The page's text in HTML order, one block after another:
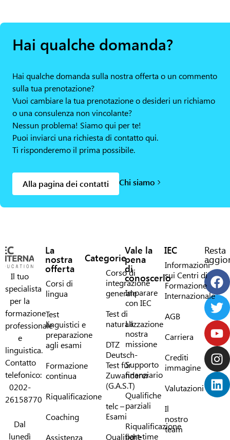
Hai qualche domanda?
Hai qualche domanda sulla nostra offerta o un commento
sulla tua prenotazione?
Vuoi cambiare la tua prenotazione o desideri un richiamo
o una consulenza non vincolante?
Nessun problema! Siamo qui per te!
Puoi inviarci una richiesta di contatto qui.
Ti risponderemo il prima possibile.
Alla pagina dei contatti Chi siamo
Il tuo
specialista
per la
formazione
professionale
e
linguistica.
Contatto
telefonico:
0202-
26158770
Dal
lunedì
La
nostra
offerta
Corsi di
lingua
Test
linguistici e
preparazione
agli esami
Formazione
continua
Riqualificazione
Coaching
Assistenza
Categorie
Corso di
integrazione
generale
Test di
naturalizzazione
DTZ
Deutsch-
Test für
Zuwanderer
(G.A.S.T)
telc –
Esami
Qualifiche
Vale la
pena
di
conoscerlo
Imparare
con IEC
La
nostra
missione
Supporto
finanziario
Qualifiche
parziali
Riqualificazione
part-time
IEC
Informazioni
sui Centri di
Formazione
Internazionale
AGB
Carriera
Crediti
immagine
Valutazioni
Il
nostro
team
Resta